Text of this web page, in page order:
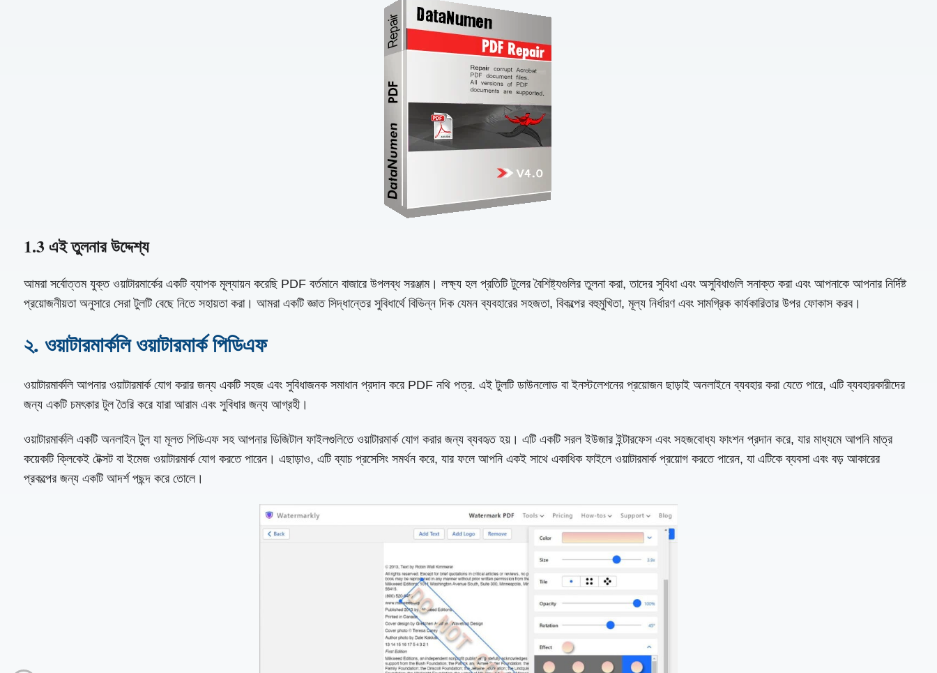
1.3 এই তুলনার উদ্দেশ্য
আমরা সর্বোত্তম যুক্ত ওয়াটারমার্কের একটি ব্যাপক মূল্যায়ন করেছি PDF বর্তমানে বাজারে উপলব্ধ সরঞ্জাম। লক্ষ্য হল প্রতিটি টুলের বৈশিষ্ট্যগুলির তুলনা করা, তাদের সুবিধা এবং অসুবিধাগুলি সনাক্ত করা এবং আপনাকে আপনার নির্দিষ্ট
প্রয়োজনীয়তা অনুসারে সেরা টুলটি বেছে নিতে সহায়তা করা। আমরা একটি জ্ঞাত সিদ্ধান্তের সুবিধার্থে বিভিন্ন দিক যেমন ব্যবহারের সহজতা, বিকল্পের বহুমুখিতা, মূল্য নির্ধারণ এবং সামগ্রিক কার্যকারিতার উপর ফোকাস করব।
২. ওয়াটারমার্কলি ওয়াটারমার্ক পিডিএফ
ওয়াটারমার্কলি আপনার ওয়াটারমার্ক যোগ করার জন্য একটি সহজ এবং সুবিধাজনক সমাধান প্রদান করে PDF নথি পত্র. এই টুলটি ডাউনলোড বা ইনস্টলেশনের প্রয়োজন ছাড়াই অনলাইনে ব্যবহার করা যেতে পারে, এটি ব্যবহারকারীদের
জন্য একটি চমৎকার টুল তৈরি করে যারা আরাম এবং সুবিধার জন্য আগ্রহী।
ওয়াটারমার্কলি একটি অনলাইন টুল যা মূলত পিডিএফ সহ আপনার ডিজিটাল ফাইলগুলিতে ওয়াটারমার্ক যোগ করার জন্য ব্যবহৃত হয়। এটি একটি সরল ইউজার ইন্টারফেস এবং সহজবোধ্য ফাংশন প্রদান করে, যার মাধ্যমে আপনি মাত্র
কয়েকটি ক্লিকেই টেক্সট বা ইমেজ ওয়াটারমার্ক যোগ করতে পারেন। এছাড়াও, এটি ব্যাচ প্রসেসিং সমর্থন করে, যার ফলে আপনি একই সাথে একাধিক ফাইলে ওয়াটারমার্ক প্রয়োগ করতে পারেন, যা এটিকে ব্যবসা এবং বড় আকারের
প্রকল্পের জন্য একটি আদর্শ পছন্দ করে তোলে।